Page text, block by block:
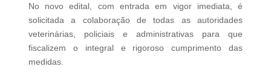
No novo edital, com entrada em vigor imediata, é
solicitada a colaboração de todas as autoridades
veterinárias, policiais e administrativas para que
fiscalizem o integral e rigoroso cumprimento das
medidas.